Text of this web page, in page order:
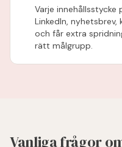
Varje
LinkedIn,
och får extra
rätt målgrupp.
Vanliga frågor